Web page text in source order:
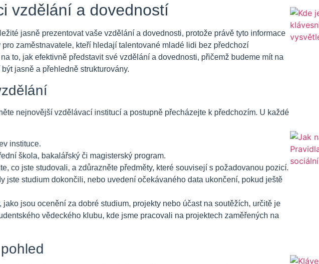
vzdělání a dovedností
jasně prezentovat vaše vzdělání a dovednosti, protože právě tyto informace
zaměstnavatele, kteří hledají talentované mladé lidi bez předchozí
to, jak efektivně představit své vzdělání a dovednosti, přičemž budeme mít na
jasně a přehledně strukturovány.
nejnovější vzdělávací institucí a postupně přecházejte k předchozím. U každé
instituce.
škola, bakalářský či magisterský program.
co jste studovali, a zdůrazněte předměty, které souvisejí s požadovanou pozicí.
jste studium dokončili, nebo uvedení očekávaného data ukončení, pokud ještě
jsou ocenění za dobré studium, projekty nebo účast na soutěžích, určitě je
vědeckého klubu, kde jsme pracovali na projektech zaměřených na